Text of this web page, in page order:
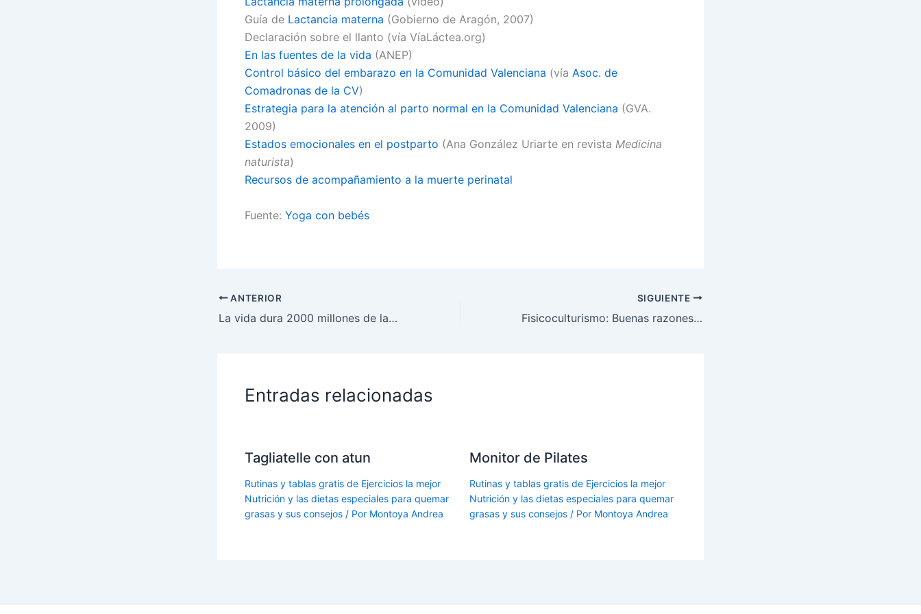
Guía de Lactancia materna (Gobierno de Aragón, 2007)
Declaración sobre el llanto (vía VíaLáctea.org)
En las fuentes de la vida (ANEP)
Control básico del embarazo en la Comunidad Valenciana (vía Asoc. de
Comadronas de la CV)
Estrategia para la atención al parto normal en la Comunidad Valenciana (GVA.
2009)
Estados emocionales en el postparto (Ana González Uriarte en revista Medicina
naturista)
Recursos de acompañamiento a la muerte perinatal
Fuente: Yoga con bebés
ANTERIOR
La vida dura 2000 millones de latidos cardíacos
SIGUIENTE
Fisicoculturismo: Buenas razones para usar un diario de entrenamiento
Entradas relacionadas
Tagliatelle con atun
Rutinas y tablas gratis de Ejercicios la mejor
Nutrición y las dietas especiales para quemar
grasas y sus consejos / Por Montoya Andrea
Monitor de Pilates
Rutinas y tablas gratis de Ejercicios la mejor
Nutrición y las dietas especiales para quemar
grasas y sus consejos/ Por Montoya Andrea